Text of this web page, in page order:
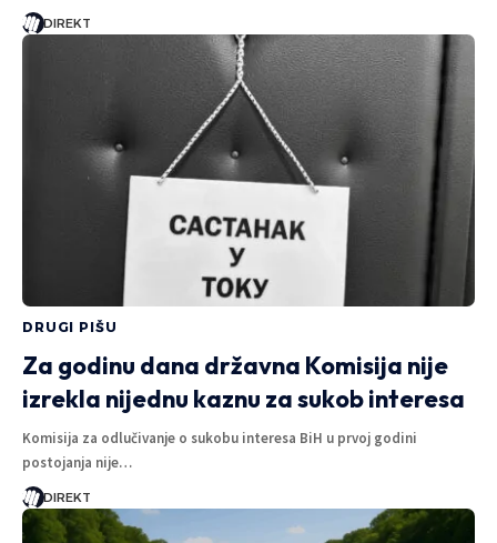
DIREKT
DRUGI PIŠU
Za godinu dana državna Komisija nije
izrekla nijednu kaznu za sukob interesa
Komisija za odlučivanje o sukobu interesa BiH u prvoj godini
postojanja nije…
DIREKT